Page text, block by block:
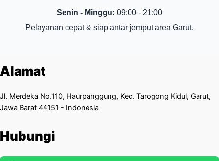
Senin - Minggu: 09:00 - 21:00
Pelayanan cepat & siap antar jemput area Garut.
Alamat
Jl. Merdeka No.110, Haurpanggung, Kec. Tarogong Kidul, Garut,
Jawa Barat 44151 - Indonesia
Hubungi